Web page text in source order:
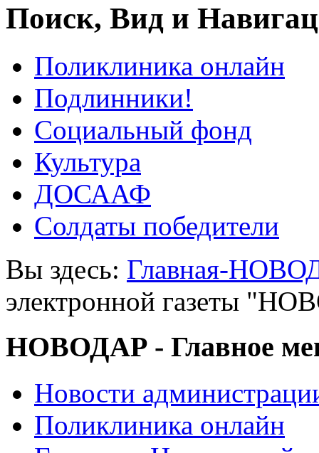
Поиск, Вид и
Поликлиника онлайн
Подлинники!
Социальный фонд
Культура
ДОСААФ
Солдаты победители
Вы здесь: Главная-
электронной газеты
НОВОДАР - Главное
Новости
Поликлиника онлайн